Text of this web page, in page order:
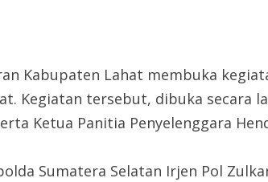
Kabupaten Lahat membuka
Kegiatan tersebut, dibuka secara
Ketua Panitia Penyelenggara
Sumatera Selatan Irjen Pol